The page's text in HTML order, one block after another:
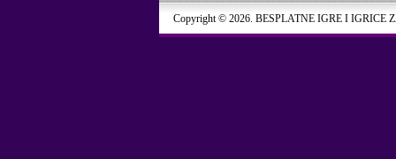
Copyright © 2026. BESPLATNE IGRE I IGRICE